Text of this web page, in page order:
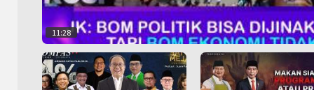
11:28